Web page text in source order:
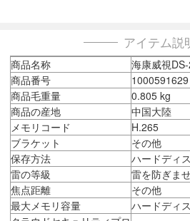
アイテム説
商品名称
海康威視
商品番号
1000591629
商品毛重量
0.805 kg
商品の産地
中国大陸
メモリコード
H.265
ブラケット
その他
保存方法
ハードディ
雷の等級
雷を防ぎませ
焦点距離
その他
最大メモリ容量
ハードディ